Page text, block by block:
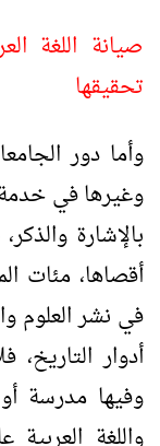
صيانة اللغة
تحقيقها
وأما دور
وغيرها في
بالإشارة
أقصاها، مئات
في نشر العلوم
أدوار
وفيها مدرسة